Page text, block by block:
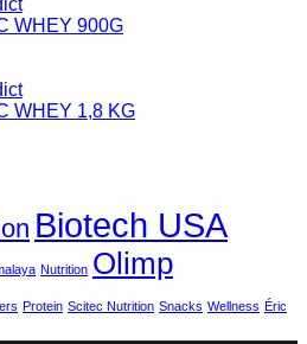
WHEY 900G
WHEY 1,8 KG
Biotech USA
Nutrition Olimp
Protein Scitec Nutrition Snacks Wellness Éric